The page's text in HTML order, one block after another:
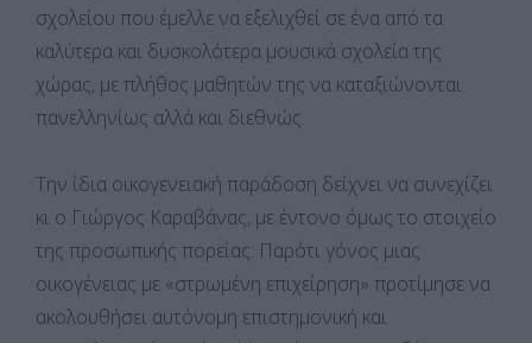
σχολείου που έμελλε να εξελιχθεί σε ένα από τα
καλύτερα και δυσκολότερα μουσικά σχολεία της
χώρας, με πλήθος μαθητών της να καταξιώνονται
πανελληνίως αλλά και διεθνώς.
Την ίδια οικογενειακή παράδοση δείχνει να συνεχίζει
κι ο Γιώργος Καραβάνας, με έντονο όμως το στοιχείο
της προσωπικής πορείας: Παρότι γόνος μιας
οικογένειας με «στρωμένη επιχείρηση» προτίμησε να
ακολουθήσει αυτόνομη επιστημονική και